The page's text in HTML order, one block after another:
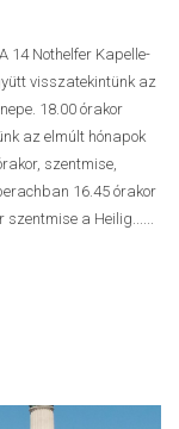
14 Nothelfer Kapelle-
visszatekintünk az
18.00 órakor
az elmúlt hónapok
szentmise,
16.45 órakor
a Heilig......